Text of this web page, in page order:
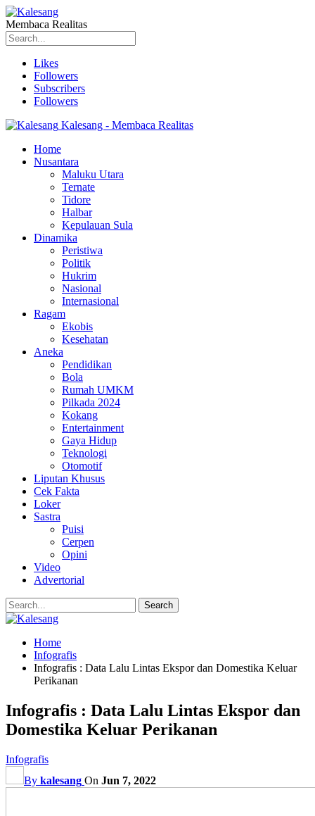
Membaca Realitas
Likes
Followers
Subscribers
Followers
Kalesang - Membaca Realitas
Home
Nusantara
Maluku Utara
Ternate
Tidore
Halbar
Kepulauan Sula
Dinamika
Peristiwa
Politik
Hukrim
Nasional
Internasional
Ragam
Ekobis
Kesehatan
Aneka
Pendidikan
Bola
Rumah UMKM
Pilkada 2024
Kokang
Entertainment
Gaya Hidup
Teknologi
Otomotif
Liputan Khusus
Cek Fakta
Loker
Sastra
Puisi
Cerpen
Opini
Video
Advertorial
Home
Infografis
Infografis : Data Lalu Lintas Ekspor dan Domestika Keluar
Perikanan
Infografis : Data Lalu Lintas Ekspor dan
Domestika Keluar Perikanan
Infografis
By kalesang On Jun 7, 2022